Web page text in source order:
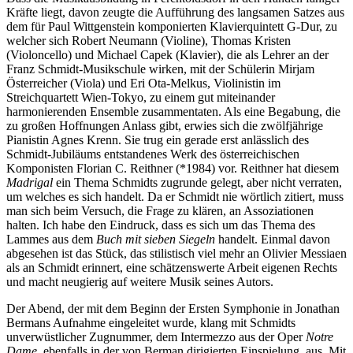
Kräfte liegt, davon zeugte die Aufführung des langsamen Satzes aus
dem für Paul Wittgenstein komponierten Klavierquintett G-Dur, zu
welcher sich Robert Neumann (Violine), Thomas Kristen
(Violoncello) und Michael Capek (Klavier), die als Lehrer an der
Franz Schmidt-Musikschule wirken, mit der Schülerin Mirjam
Österreicher (Viola) und Eri Ota-Melkus, Violinistin im
Streichquartett Wien-Tokyo, zu einem gut miteinander
harmonierenden Ensemble zusammentaten. Als eine Begabung, die
zu großen Hoffnungen Anlass gibt, erwies sich die zwölfjährige
Pianistin Agnes Krenn. Sie trug ein gerade erst anlässlich des
Schmidt-Jubiläums entstandenes Werk des österreichischen
Komponisten Florian C. Reithner (*1984) vor. Reithner hat diesem
Madrigal ein Thema Schmidts zugrunde gelegt, aber nicht verraten,
um welches es sich handelt. Da er Schmidt nie wörtlich zitiert, muss
man sich beim Versuch, die Frage zu klären, an Assoziationen
halten. Ich habe den Eindruck, dass es sich um das Thema des
Lammes aus dem Buch mit sieben Siegeln handelt. Einmal davon
abgesehen ist das Stück, das stilistisch viel mehr an Olivier Messiaen
als an Schmidt erinnert, eine schätzenswerte Arbeit eigenen Rechts
und macht neugierig auf weitere Musik seines Autors.
Der Abend, der mit dem Beginn der Ersten Symphonie in Jonathan
Bermans Aufnahme eingeleitet wurde, klang mit Schmidts
unverwüstlicher Zugnummer, dem Intermezzo aus der Oper Notre